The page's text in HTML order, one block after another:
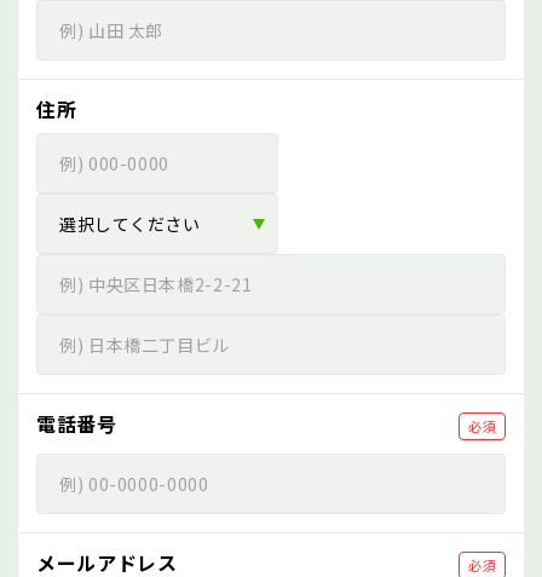
住所
電話番号 必須
メールアドレス 必須